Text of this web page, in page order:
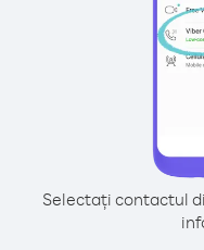
Selectați contactul